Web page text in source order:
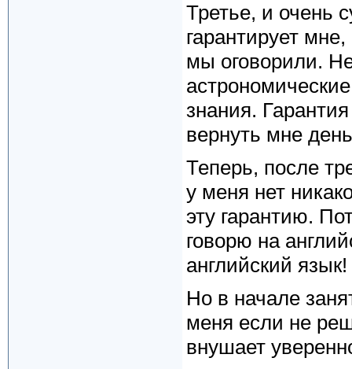
Третье, и очень
гарантирует
мы оговорили.
знания.
вернуть мне
Теперь, после
у меня нет
эту гарантию.
говорю на
английский язык!
Но в начале
меня если не
внушает